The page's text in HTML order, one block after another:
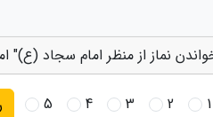
نماز از منظر امام سجاد (ع)"
1
2
3
4
5